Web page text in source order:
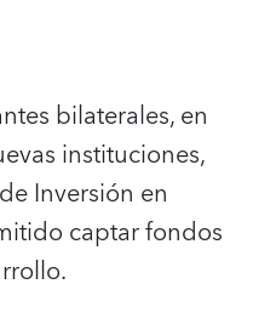
bilaterales, en
instituciones,
Inversión en
captar fondos